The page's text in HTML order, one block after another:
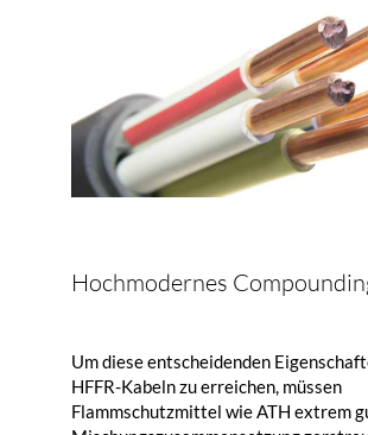
Hochmodernes
Um diese entscheidenden
HFFR-Kabeln zu erreichen, müssen
Flammschutzmittel wie ATH extrem